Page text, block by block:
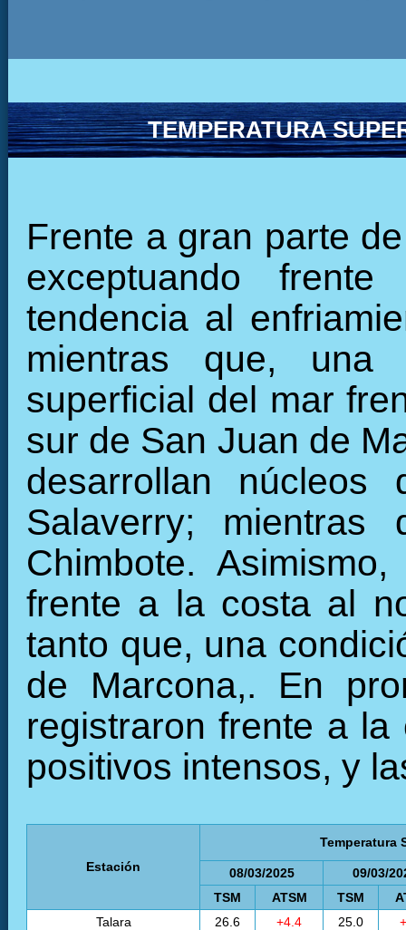
TEMPERATURA
Frente a gran parte
exceptuando
tendencia al
mientras que, una
superficial del mar
sur de San Juan de
desarrollan
Salaverry;
Chimbote.
frente a la costa al
tanto que, una
de Marcona,. En
registraron frente a
positivos intensos, y
Estación
Temperatura
08/03/2025
09/03/
TSM
ATSM TSM
Talara
26.6 +4.4 25.0